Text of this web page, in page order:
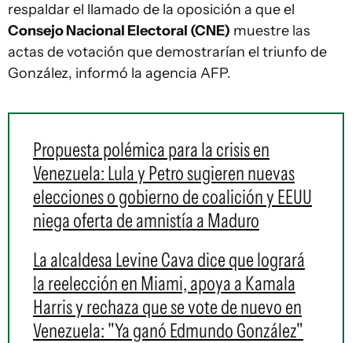
respaldar el llamado de la oposición a que el
Consejo Nacional Electoral (CNE) muestre las
actas de votación que demostrarían el triunfo de
González, informó la agencia AFP.
Propuesta polémica para la crisis en
Venezuela: Lula y Petro sugieren nuevas
elecciones o gobierno de coalición y EEUU
niega oferta de amnistía a Maduro
La alcaldesa Levine Cava dice que logrará
la reelección en Miami, apoya a Kamala
Harris y rechaza que se vote de nuevo en
Venezuela: "Ya ganó Edmundo González"